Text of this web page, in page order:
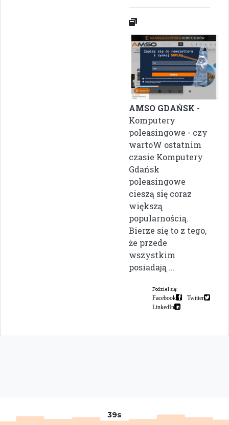
AMSO GDAŃSK -
Komputery
poleasingowe - czy
wartoW ostatnim
czasie Komputery
Gdańsk
poleasingowe
cieszą się coraz
większą
popularnością.
Bierze się to z tego,
że przede
wszystkim
posiadają ...
Podziel się:
Facebook
Twitter
LinkedIn
39s